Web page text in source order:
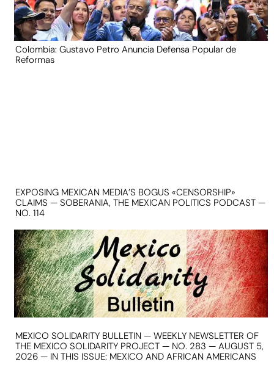
Colombia: Gustavo Petro Anuncia Defensa Popular de
Reformas
EXPOSING MEXICAN MEDIA’S BOGUS «CENSORSHIP»
CLAIMS — SOBERANIA, THE MEXICAN POLITICS PODCAST —
NO. 114
MEXICO SOLIDARITY BULLETIN — WEEKLY NEWSLETTER OF
THE MEXICO SOLIDARITY PROJECT — NO. 283 — AUGUST 5,
2026 — IN THIS ISSUE: MEXICO AND AFRICAN AMERICANS